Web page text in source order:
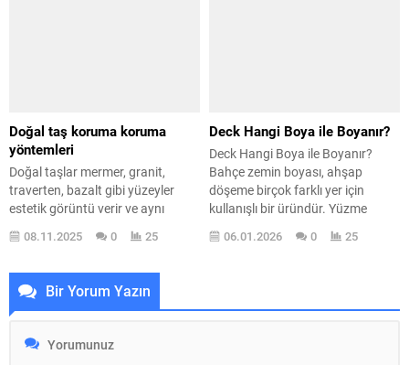
Doğal taş koruma koruma
yöntemleri
Doğal taşlar mermer, granit,
traverten, bazalt gibi yüzeyler
estetik görüntü verir ve aynı
zamanda dayanıklıdırlar. Bu
taşları doğru şekilde
lekelenme, aşınma ve renk
solması gibi sorunlar
yaşayabilirsiniz. Şimdi sizlere bu
doğal taşları nasıl koruyacağınızı
bir kaç madde ile anlatacağım çok
08.11.2025 0 25
Deck Hangi Boya ile Boyanır?
Deck Hangi Boya ile Boyanır?
Bahçe zemin boyası, ahşap
döşeme birçok farklı yer için
kullanışlı bir üründür. Yüzme
havuzlarında ve restoranlarda
kullanılmasının nedeni, harika
06.01.2026 0 25
Bir Yorum Yazın